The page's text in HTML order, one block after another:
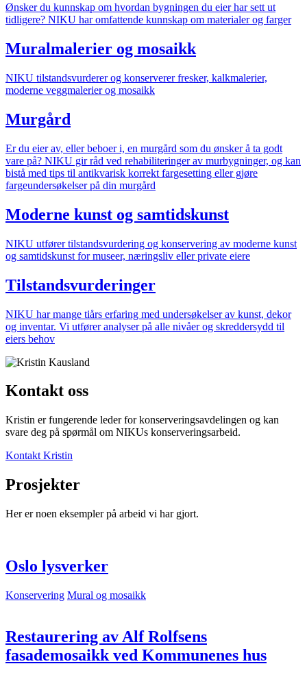
Ønsker du kunnskap om hvordan bygningen du eier har sett ut
tidligere? NIKU har omfattende kunnskap om materialer og farger
Muralmalerier og mosaikk
NIKU tilstandsvurderer og konserverer fresker, kalkmalerier,
moderne veggmalerier og mosaikk
Murgård
Er du eier av, eller beboer i, en murgård som du ønsker å ta godt
vare på? NIKU gir råd ved rehabiliteringer av murbygninger, og kan
bistå med tips til antikvarisk korrekt fargesetting eller gjøre
fargeundersøkelser på din murgård
Moderne kunst og samtidskunst
NIKU utfører tilstandsvurdering og konservering av moderne kunst
og samtidskunst for museer, næringsliv eller private eiere
Tilstandsvurderinger
NIKU har mange tiårs erfaring med undersøkelser av kunst, dekor
og inventar. Vi utfører analyser på alle nivåer og skreddersydd til
eiers behov
Kontakt oss
Kristin er fungerende leder for konserveringsavdelingen og kan
svare deg på spørmål om NIKUs konserveringsarbeid.
Kontakt Kristin
Prosjekter
Her er noen eksempler på arbeid vi har gjort.
Oslo lysverker
Konservering Mural og mosaikk
Restaurering av Alf Rolfsens
fasademosaikk ved Kommunenes hus